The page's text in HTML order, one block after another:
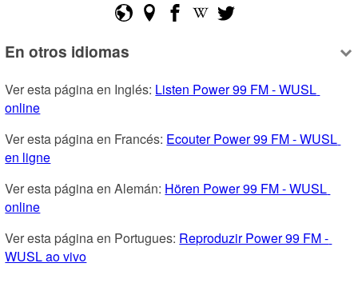
En otros idiomas
Ver esta página en Inglés: Listen Power 99 FM - WUSL
online
Ver esta página en Francés: Ecouter Power 99 FM - WUSL
en ligne
Ver esta página en Alemán: Hören Power 99 FM - WUSL
online
Ver esta página en Portugues: Reproduzir Power 99 FM -
WUSL ao vivo